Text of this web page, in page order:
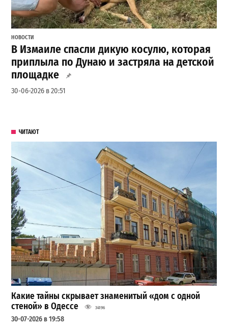
НОВОСТИ
В Измаиле спасли дикую косулю, которая
приплыла по Дунаю и застряла на детской
площадке
30-06-2026 в 20:51
ЧИТАЮТ
Какие тайны скрывает знаменитый «дом с одной
стеной» в Одессе
34196
30-07-2026 в 19:58